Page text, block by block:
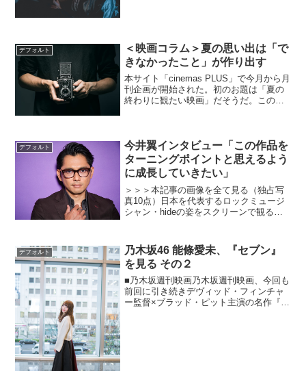
デフォルト
＜映画コラム＞夏の思い出は「で
きなかったこと」が作り出す
本サイト「cinemas PLUS」で今月から月
刊企画が開始された。初のお題は「夏の
終わりに観たい映画」だそうだ。この文
蝉が一...
デフォルト
今井翼インタビュー「この作品を
ターニングポイントと思えるよう
に成長していきたい」
＞＞＞本記事の画像を全て見る（独占写
真10点）日本を代表するロックミュージ
シャン・hideの姿をスクリーンで観るこ
リリース予定のシングル、制作途中のア
ルバム、...
デフォルト
乃木坂46 能條愛未、『セブン』
を見る その２
■乃木坂週刊映画乃木坂週刊映画、今回も
前回に引き続きデヴィッド・フィンチャ
ー監督×ブラッド・ピット主演の名作『セ